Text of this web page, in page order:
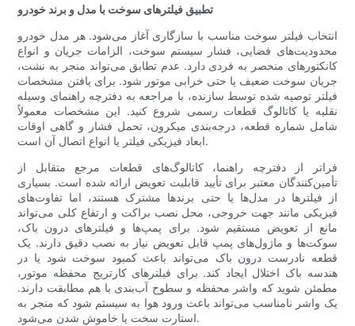
تطبیق فیلترهای سوخت با مدل و برند خودرو
انتخاب فیلتر سوخت مناسب با سازگاری آغاز می‌شود. هر مدل خودرو
محدودیت‌های فضایی، فشار سیستم سوخت، الزامات جریان و انواع
کانکتورهای منحصر به فردی دارد. عدم تطابق می‌تواند منجر به نشت،
جریان سوخت ضعیف یا حتی خرابی موتور شود. برای یافتن مشخصات
فیلتر توصیه شده توسط سازنده، با مراجعه به دفترچه راهنمای وسیله
نقلیه یا کاتالوگ قطعات رسمی شروع کنید. این مشخصات معمولاً
شامل شماره قطعه، درجه‌بندی میکرون، تحمل فشار و گاهی اوقات
ابعاد فیزیکی فیلتر یا انواع اتصال آن است.
فراتر از دفترچه راهنما، کاتالوگ‌های قطعات مرجع متقابل از
تأمین‌کنندگان معتبر برای تأیید قابلیت تعویض ارائه شده است. بسیاری
از فیلترها در مدل‌ها یا حتی برندها مشترک هستند، اما تفاوت‌های
فیزیکی مانند جهت خروجی، محل نصب براکت و ارتفاع کلی می‌تواند
مانع از تعویض مستقیم شود. برای پمپ‌ها و فیلترهای درون باک،
سوکت‌ها و ماژول‌های پمپ قابل تعویض نیاز به نصب دقیق دارند. یک
قطعه نادرست درون باک می‌تواند باعث کمبود سوخت شود یا در
هندسه باک اختلال ایجاد کند. برای فیلترهای کارتریج محفظه موتور،
مطمئن شوید که واشر محفظه و سطوح آب‌بندی با هم مطابقت دارند.
یک واشر نامناسب می‌تواند باعث ورود هوا به سیستم شود که منجر به
استارت سخت یا خاموش شدن می‌شود.